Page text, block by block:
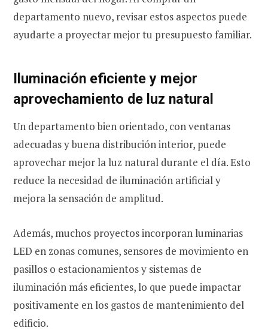
departamento nuevo, revisar estos aspectos puede
ayudarte a proyectar mejor tu presupuesto familiar.
Iluminación eficiente y mejor
aprovechamiento de luz natural
Un departamento bien orientado, con ventanas
adecuadas y buena distribución interior, puede
aprovechar mejor la luz natural durante el día. Esto
reduce la necesidad de iluminación artificial y
mejora la sensación de amplitud.
Además, muchos proyectos incorporan luminarias
LED en zonas comunes, sensores de movimiento en
pasillos o estacionamientos y sistemas de
iluminación más eficientes, lo que puede impactar
positivamente en los gastos de mantenimiento del
edificio.